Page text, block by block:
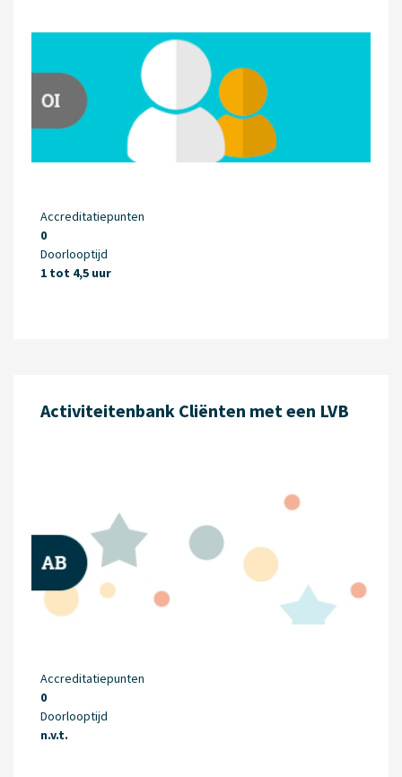
Accreditatiepunten
0
Doorlooptijd
1 tot 4,5 uur
Activiteitenbank Cliënten met een LVB
Accreditatiepunten
0
Doorlooptijd
n.v.t.